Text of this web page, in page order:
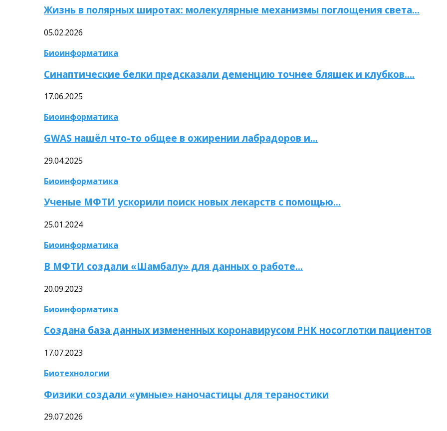
Жизнь в полярных широтах: молекулярные механизмы поглощения света…
05.02.2026
Биоинформатика
Синаптические белки предсказали деменцию точнее бляшек и клубков….
17.06.2025
Биоинформатика
GWAS нашёл что-то общее в ожирении лабрадоров и…
29.04.2025
Биоинформатика
Ученые МФТИ ускорили поиск новых лекарств с помощью…
25.01.2024
Биоинформатика
В МФТИ создали «Шамбалу» для данных о работе…
20.09.2023
Биоинформатика
Создана база данных измененных коронавирусом РНК носоглотки пациентов
17.07.2023
Биотехнологии
Физики создали «умные» наночастицы для тераностики
29.07.2026